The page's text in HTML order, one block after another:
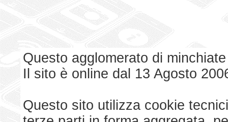
Questo agglomerato di
Il sito è online dal 13 Agosto
Questo sito utilizza cookie